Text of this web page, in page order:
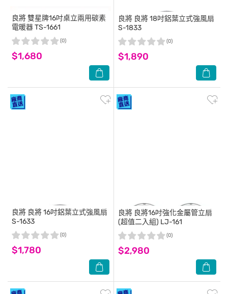
良將雙星牌16吋桌立兩用碳素
電暖器 TS-1661
$1,680
(0)
良將 良將 18吋鋁葉立式強風扇
S-1833
$1,890
(0)
良將 良將 16吋鋁葉立式強風扇
S-1633
$1,780
(0)
良將 良將16吋強化金屬管立扇
(超值二入組) LJ-161
$2,980
(0)